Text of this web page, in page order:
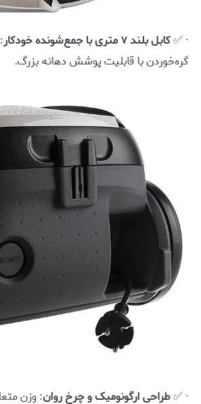
· ✅کابل بلند ۷ متری با جمع‌شونده خودکار
گره‌خوردن با قابلیت پوشش دهانه بزرگ.
· ✅طراحی ارگونومیک و چرخ روان: وزن